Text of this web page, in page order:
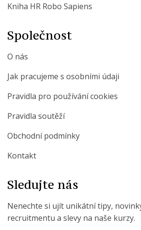
Kniha HR Robo Sapiens
Společnost
O nás
Jak pracujeme s osobními údaji
Pravidla pro používání cookies
Pravidla soutěží
Obchodní podmínky
Kontakt
Sledujte nás
Nenechte si ujít unikátní tipy,
recruitmentu a slevy na naše kurzy.